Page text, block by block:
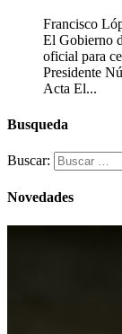
Francisco
El Gobierno
oficial para
Presidente
Acta El...
Busqueda
Buscar:
Novedades